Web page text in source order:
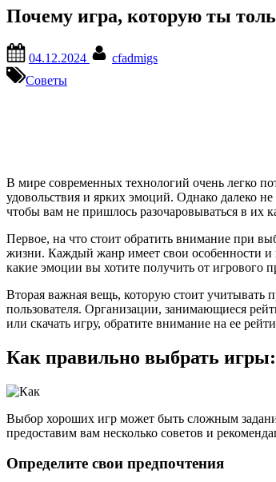
Почему игра, которую ты
on
04.12.2024
cfadmigs
Советы
В мире современных технологий очень легко
удовольствия и ярких эмоций. Однако далеко
чтобы вам не пришлось разочаровываться в их
Первое, на что стоит обратить внимание при
жизни. Каждый жанр имеет свои особенности и
какие эмоции вы хотите получить от игрового
Вторая важная вещь, которую стоит учитывать
пользователя. Организации, занимающиеся
или скачать игру, обратите внимание на ее
Как правильно выбрать
Выбор хороших игр может быть сложным
предоставим вам несколько советов и
Определите свои предпочтения